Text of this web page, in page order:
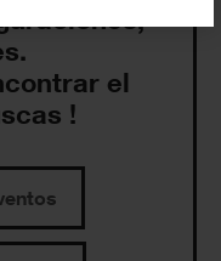
el
!